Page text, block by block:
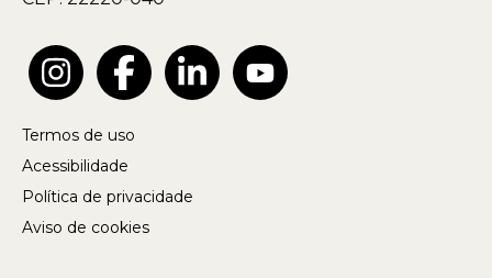
Termos de uso
Acessibilidade
Política de privacidade
Aviso de cookies